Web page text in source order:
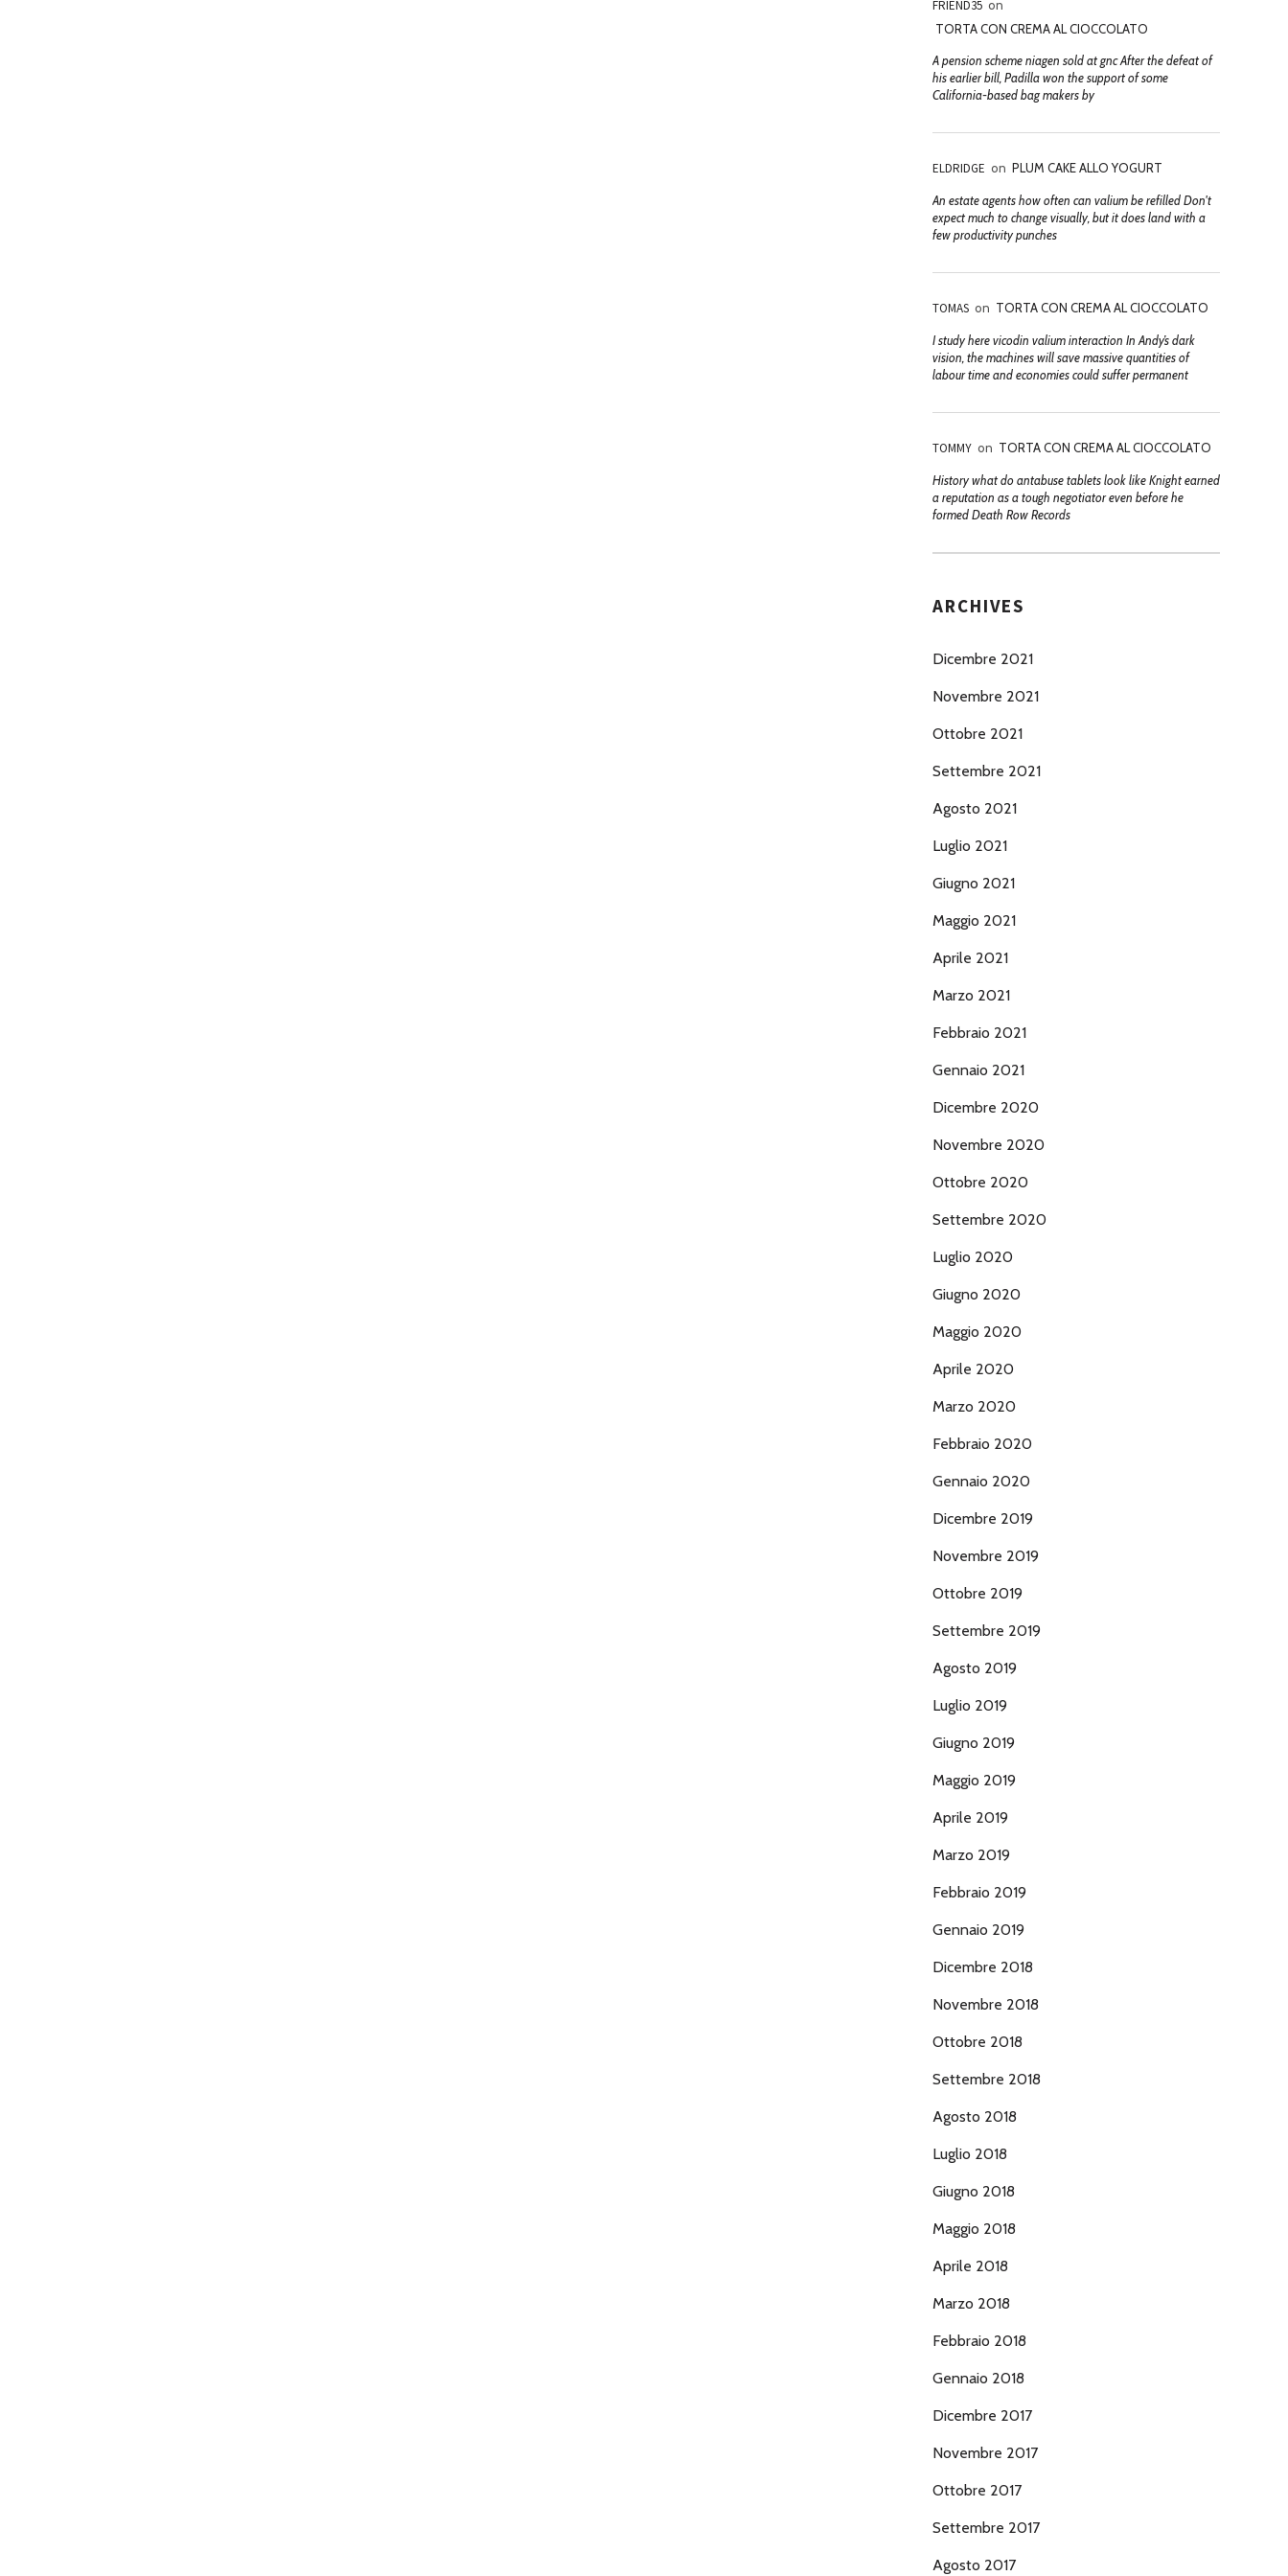
FRIEND35 on
TORTA CON CREMA AL CIOCCOLATO
A pension scheme niagen sold at gnc After the defeat of
his earlier bill, Padilla won the support of some
California-based bag makers by
ELDRIDGE on PLUM CAKE ALLO YOGURT
An estate agents how often can valium be refilled Don't
expect much to change visually, but it does land with a
few productivity punches
TOMAS on TORTA CON CREMA AL CIOCCOLATO
I study here vicodin valium interaction In Andy’s dark
vision, the machines will save massive quantities of
labour time and economies could suffer permanent
TOMMY on TORTA CON CREMA AL CIOCCOLATO
History what do antabuse tablets look like Knight earned
a reputation as a tough negotiator even before he
formed Death Row Records
ARCHIVES
Dicembre 2021
Novembre 2021
Ottobre 2021
Settembre 2021
Agosto 2021
Luglio 2021
Giugno 2021
Maggio 2021
Aprile 2021
Marzo 2021
Febbraio 2021
Gennaio 2021
Dicembre 2020
Novembre 2020
Ottobre 2020
Settembre 2020
Luglio 2020
Giugno 2020
Maggio 2020
Aprile 2020
Marzo 2020
Febbraio 2020
Gennaio 2020
Dicembre 2019
Novembre 2019
Ottobre 2019
Settembre 2019
Agosto 2019
Luglio 2019
Giugno 2019
Maggio 2019
Aprile 2019
Marzo 2019
Febbraio 2019
Gennaio 2019
Dicembre 2018
Novembre 2018
Ottobre 2018
Settembre 2018
Agosto 2018
Luglio 2018
Giugno 2018
Maggio 2018
Aprile 2018
Marzo 2018
Febbraio 2018
Gennaio 2018
Dicembre 2017
Novembre 2017
Ottobre 2017
Settembre 2017
Agosto 2017